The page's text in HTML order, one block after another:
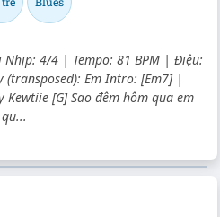
Nhịp: 4/4 | Tempo: 81 BPM | Điệu:
(transposed): Em Intro: [Em7] |
[G] Sao đêm hôm qua em